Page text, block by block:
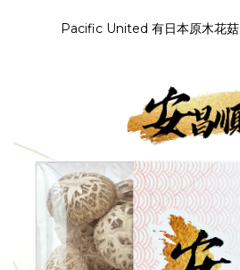
Pacific United 有日本原木花菇